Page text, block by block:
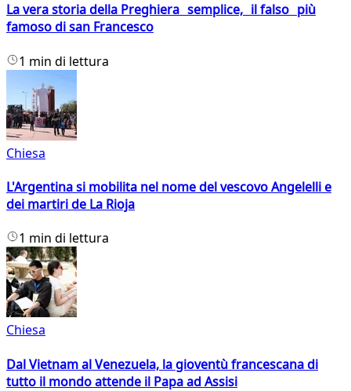
La vera storia della Preghiera semplice, il falso più
famoso di san Francesco
1 min di lettura
Chiesa
L'Argentina si mobilita nel nome del vescovo Angelelli e
dei martiri de La Rioja
1 min di lettura
Chiesa
Dal Vietnam al Venezuela, la gioventù francescana di
tutto il mondo attende il Papa ad Assisi